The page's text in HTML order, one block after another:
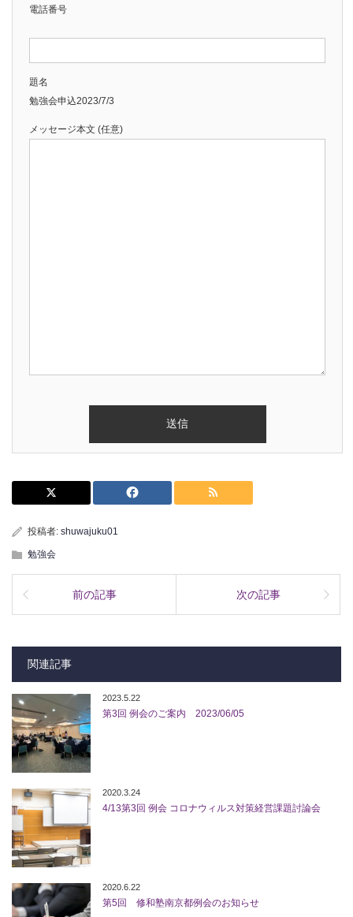
電話番号
題名
勉強会申込2023/7/3
メッセージ本文 (任意)
投稿者: shuwajuku01
勉強会
前の記事 次の記事
関連記事
2023.5.22
第3回 例会のご案内 2023/06/05
2020.3.24
4/13第3回 例会 コロナウィルス対策経営課題討論会
2020.6.22
第5回 修和塾南京都例会のお知らせ